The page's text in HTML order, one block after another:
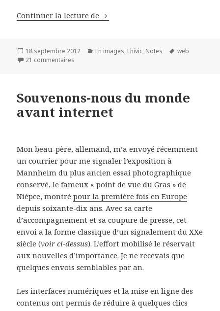
Continuer la lecture de Souvenons-nous du monde
Publié
le
18 septembre 2012 Catégories
En images, Lhivic, Notes
Mots-
web
21 commentaires
Souvenons-nous du monde
avant internet
Mon beau-père, allemand, m’a envoyé récemment
un courrier pour me signaler l’exposition à
Mannheim du plus ancien essai photographique
conservé, le fameux « point de vue du Gras » de
Niépce, montrépour la première fois en Europe
depuis soixante-dix ans. Avec sa carte
d’accompagnement et sa coupure de presse, cet
envoi a la forme classique d’un signalement du XXe
siècle (voir ci-dessus). L’effort mobilisé le réservait
aux nouvelles d’importance. Je ne recevais que
quelques envois semblables par an.
Les interfaces numériques et la mise en ligne des
contenus ont permis de réduire à quelques clics